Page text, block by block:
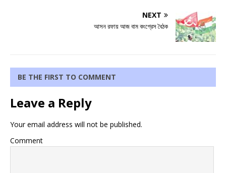
NEXT
আসন রফায় আজ বাম কংগ্রেস বৈঠক
BE THE FIRST TO COMMENT
Leave a Reply
Your email address will not be published.
Comment